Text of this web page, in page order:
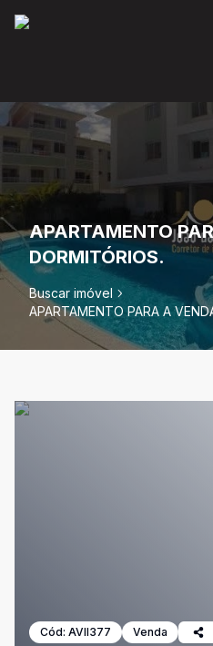
APARTAMENTO
DORMITÓRIOS.
Buscar imóvel
APARTAMENTO PARA A
Cód: AVII377 Venda